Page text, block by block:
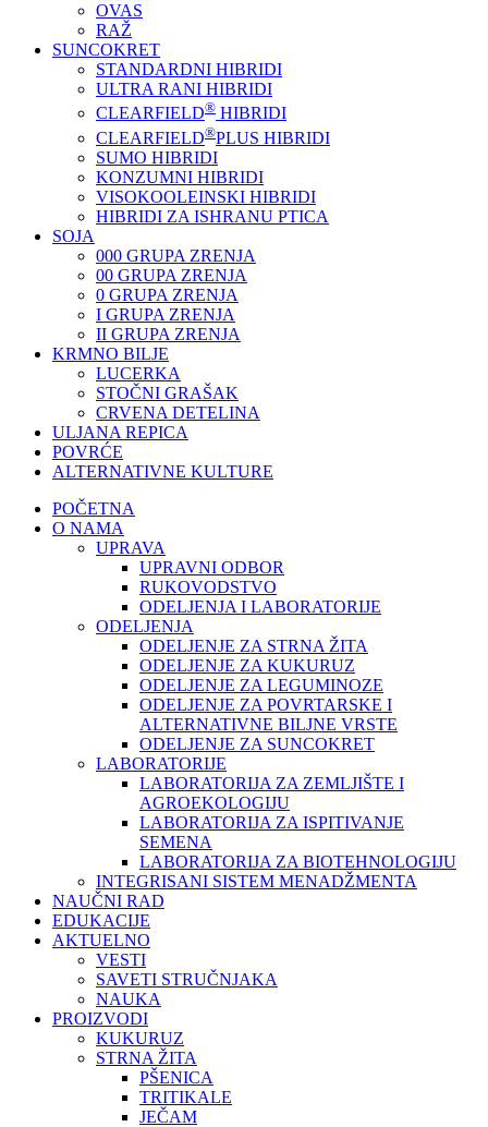
OVAS
RAŽ
SUNCOKRET
STANDARDNI HIBRIDI
ULTRA RANI HIBRIDI
CLEARFIELD® HIBRIDI
CLEARFIELD®PLUS HIBRIDI
SUMO HIBRIDI
KONZUMNI HIBRIDI
VISOKOOLEINSKI HIBRIDI
HIBRIDI ZA ISHRANU PTICA
SOJA
000 GRUPA ZRENJA
00 GRUPA ZRENJA
0 GRUPA ZRENJA
I GRUPA ZRENJA
II GRUPA ZRENJA
KRMNO BILJE
LUCERKA
STOČNI GRAŠAK
CRVENA DETELINA
ULJANA REPICA
POVRĆE
ALTERNATIVNE KULTURE
POČETNA
O NAMA
UPRAVA
UPRAVNI ODBOR
RUKOVODSTVO
ODELJENJA I LABORATORIJE
ODELJENJA
ODELJENJE ZA STRNA ŽITA
ODELJENJE ZA KUKURUZ
ODELJENJE ZA LEGUMINOZE
ODELJENJE ZA POVRTARSKE I
ALTERNATIVNE BILJNE VRSTE
ODELJENJE ZA SUNCOKRET
LABORATORIJE
LABORATORIJA ZA ZEMLJIŠTE I
AGROEKOLOGIJU
LABORATORIJA ZA ISPITIVANJE
SEMENA
LABORATORIJA ZA BIOTEHNOLOGIJU
INTEGRISANI SISTEM MENADŽMENTA
NAUČNI RAD
EDUKACIJE
AKTUELNO
VESTI
SAVETI STRUČNJAKA
NAUKA
PROIZVODI
KUKURUZ
STRNA ŽITA
PŠENICA
TRITIKALE
JEČAM